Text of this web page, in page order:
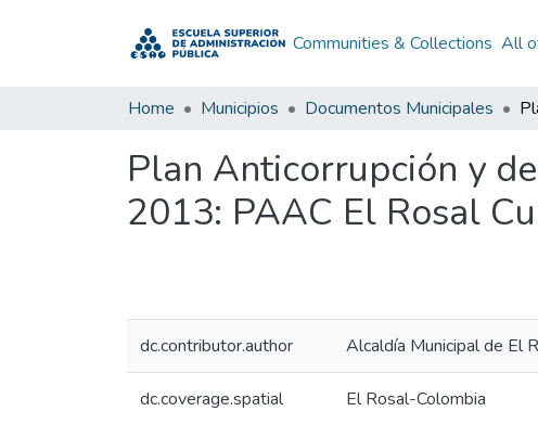
Communities & Collections All
Home Municipios Documentos Municipales
Plan Anticorrupción y
2013: PAAC El Rosal
dc.contributor.author Alcaldía Municipal de El
dc.coverage.spatial El Rosal-Colombia